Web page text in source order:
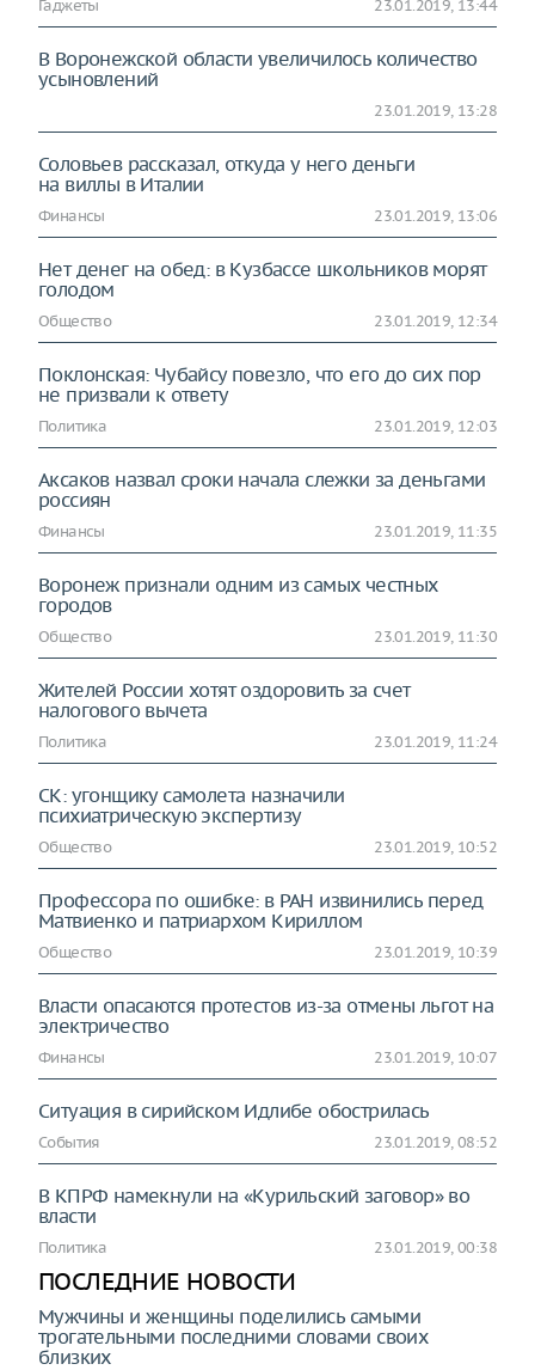
Гаджеты 23.01.2019, 13:44
В Воронежской области увеличилось количество
усыновлений
23.01.2019, 13:28
Соловьев рассказал, откуда у него деньги
на виллы в Италии
Финансы 23.01.2019, 13:06
Нет денег на обед: в Кузбассе школьников морят
голодом
Общество 23.01.2019, 12:34
Поклонская: Чубайсу повезло, что его до сих пор
не призвали к ответу
Политика 23.01.2019, 12:03
Аксаков назвал сроки начала слежки за деньгами
россиян
Финансы 23.01.2019, 11:35
Воронеж признали одним из самых честных
городов
Общество 23.01.2019, 11:30
Жителей России хотят оздоровить за счет
налогового вычета
Политика 23.01.2019, 11:24
СК: угонщику самолета назначили
психиатрическую экспертизу
Общество 23.01.2019, 10:52
Профессора по ошибке: в РАН извинились перед
Матвиенко и патриархом Кириллом
Общество 23.01.2019, 10:39
Власти опасаются протестов из-за отмены льгот на
электричество
Финансы 23.01.2019, 10:07
Ситуация в сирийском Идлибе обострилась
События 23.01.2019, 08:52
В КПРФ намекнули на «Курильский заговор» во
власти
Политика 23.01.2019, 00:38
ПОСЛЕДНИЕ НОВОСТИ
Мужчины и женщины поделились самыми
трогательными последними словами своих
близких